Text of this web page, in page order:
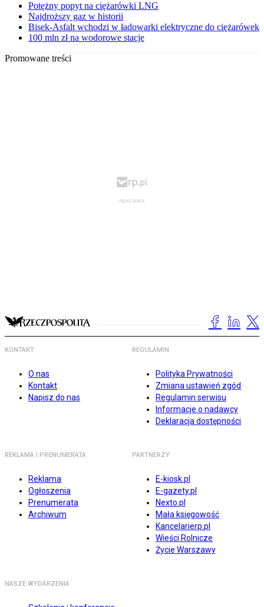
Potężny popyt na ciężarówki LNG
Najdroższy gaz w historii
Bisek-Asfalt wchodzi w ładowarki elektryczne do ciężarówek
100 mln zł na wodorowe stacje
Promowane treści
KONTAKT
O nas
Kontakt
Napisz do nas
REGULAMIN
Polityka Prywatności
Zmiana ustawień zgód
Regulamin serwisu
Informacje o nadawcy
Deklaracja dostępności
REKLAMA I PRENUMERATA
Reklama
Ogłoszenia
Prenumerata
Archiwum
PARTNERZY
E-kiosk.pl
E-gazety.pl
Nexto.pl
Mała księgowość
Kancelarierp.pl
Wieści Rolnicze
Życie Warszawy
NASZE WYDARZENIA